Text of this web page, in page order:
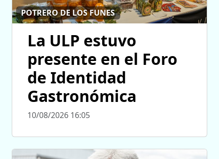
POTRERO DE LOS FUNES
La ULP estuvo
presente en el Foro
de Identidad
Gastronómica
10/08/2026 16:05